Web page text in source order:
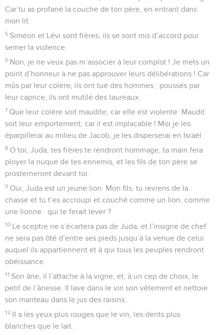
Car tu as profané la couche de ton père, en entrant dans
mon lit.
5 Siméon et Lévi sont frères, ils se sont mis d’accord pour
semer la violence.
6 Non, je ne veux pas m’associer à leur complot ! Je mets un
point d’honneur à ne pas approuver leurs délibérations ! Car
mûs par leur colère, ils ont tué des hommes ; poussés par
leur caprice, ils ont mutilé des taureaux.
7 Que leur colère soit maudite, car elle est violente. Maudit
soit leur emportement, car il est implacable ! Moi je les
éparpillerai au milieu de Jacob, je les disperserai en Israël.
8 O toi, Juda, tes frères te rendront hommage, ta main fera
ployer la nuque de tes ennemis, et les fils de ton père se
prosterneront devant toi.
9 Oui, Juda est un jeune lion. Mon fils, tu reviens de la
chasse et tu t’es accroupi et couché comme un lion, comme
une lionne : qui te ferait lever ?
10 Le sceptre ne s’écartera pas de Juda, et l’insigne de chef
ne sera pas ôté d’entre ses pieds jusqu’à la venue de celui
auquel ils appartiennent et à qui tous les peuples rendront
obéissance.
11 Son âne, il l’attache à la vigne, et, à un cep de choix, le
petit de l’ânesse. Il lave dans le vin son vêtement et nettoie
son manteau dans le jus des raisins.
12 Il a les yeux plus rouges que le vin, les dents plus
blanches que le lait.